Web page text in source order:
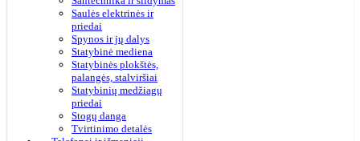
Saulės elektrinės ir
priedai
Spynos ir jų dalys
Statybinė mediena
Statybinės plokštės,
palangės, stalviršiai
Statybinių medžiagų
priedai
Stogų danga
Tvirtinimo detalės